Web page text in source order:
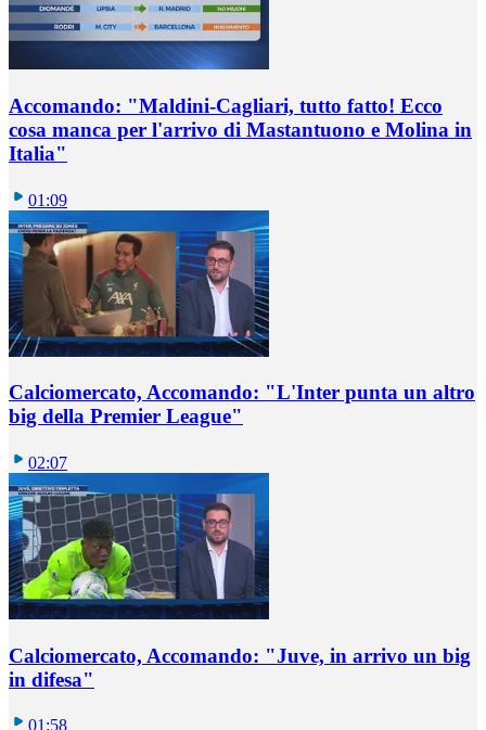
Accomando: "Maldini-Cagliari, tutto fatto! Ecco
cosa manca per l'arrivo di Mastantuono e Molina in
Italia"
01:09
Calciomercato, Accomando: "L'Inter punta un altro
big della Premier League"
02:07
Calciomercato, Accomando: "Juve, in arrivo un big
in difesa"
01:58